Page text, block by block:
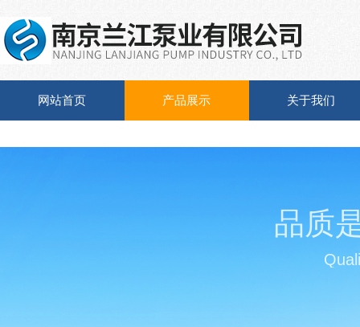
网站首页 产品展示 关于我们
品质